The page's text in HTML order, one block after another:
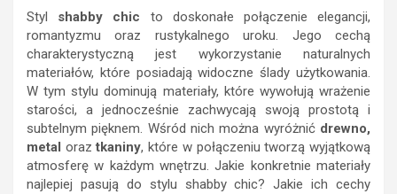
Styl shabby chic to doskonałe połączenie elegancji,
romantyzmu oraz rustykalnego uroku. Jego cechą
charakterystyczną jest wykorzystanie naturalnych
materiałów, które posiadają widoczne ślady użytkowania.
W tym stylu dominują materiały, które wywołują wrażenie
starości, a jednocześnie zachwycają swoją prostotą i
subtelnym pięknem. Wśród nich można wyróżnić drewno,
metal oraztkaniny, które w połączeniu tworzą wyjątkową
atmosferę w każdym wnętrzu. Jakie konkretnie materiały
najlepiej pasują do stylu shabby chic? Jakie ich cechy